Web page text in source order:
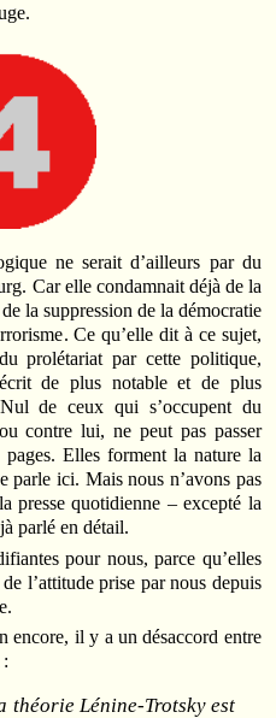
ne serait d’ailleurs par du
Car elle condamnait déjà de la
la suppression de la démocratie
Ce qu’elle dit à ce sujet,
prolétariat par cette politique,
de plus notable et de plus
de ceux qui s’occupent du
contre lui, ne peut pas passer
Elles forment la nature la
parle ici. Mais nous n’avons pas
presse quotidienne – excepté la
parlé en détail.
pour nous, parce qu’elles
l’attitude prise par nous depuis
encore, il y a un désaccord entre
théorie Lénine-Trotsky est